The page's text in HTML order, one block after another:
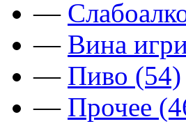
—
— Вина
— Пиво (54)
— Прочее